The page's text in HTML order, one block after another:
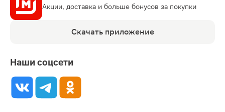
Акции, доставка и больше бонусов за покупки
Скачать приложение
Наши соцсети